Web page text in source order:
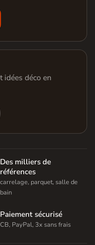
idées déco en
Des milliers de
références
carrelage, parquet, salle de
bain
Paiement sécurisé
CB, PayPal, 3x sans frais